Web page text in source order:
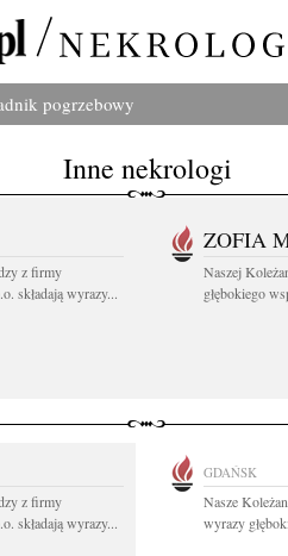
pogrzebowy
Inne nekrologi
z firmy
składają wyrazy...
ZOFIA
Naszej
głębokiego
z firmy
składają wyrazy...
GDAŃSK
Nasze
wyrazy